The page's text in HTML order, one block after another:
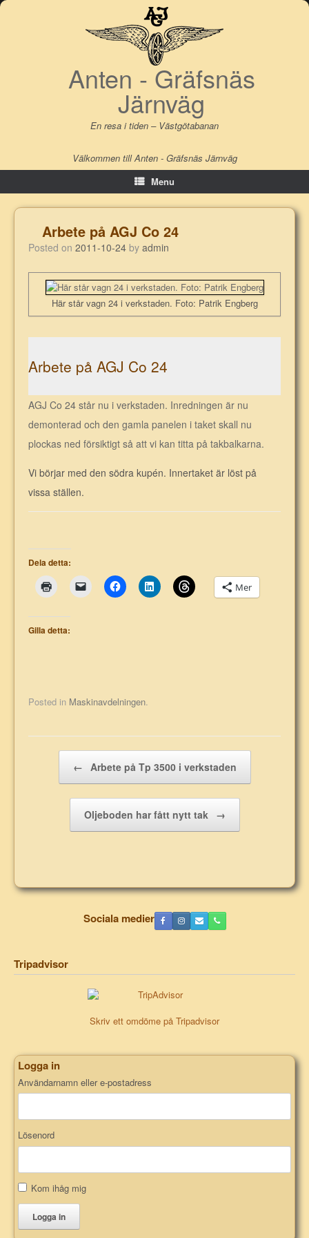
Skip
Anten - Gräfsnäs
Järnväg
En resa i tiden – Västgötabanan
Välkommen till Anten - Gräfsnäs Järnväg
Menu
Arbete på AGJ Co 24
Posted on 2011-10-24 by admin
Här står vagn 24 i verkstaden. Foto: Patrik Engberg
Arbete på AGJ Co 24
AGJ Co 24 står nu i verkstaden. Inredningen är nu
demonterad och den gamla panelen i taket skall nu
plockas ned försiktigt så att vi kan titta på takbalkarna.
Vi börjar med den södra kupén. Innertaket är löst på
vissa ställen.
Dela detta:
Mer
Gilla detta:
Posted in Maskinavdelningen.
← Arbete på Tp 3500 i verkstaden
Oljeboden har fått nytt tak →
Sociala medier
Tripadvisor
Skriv ett omdöme på Tripadvisor
Logga in
Användarnamn eller e-postadress
Lösenord
Kom ihåg mig
Logga in